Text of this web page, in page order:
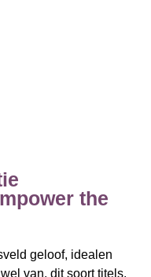
the
geloof, idealen
van, dit soort titels.